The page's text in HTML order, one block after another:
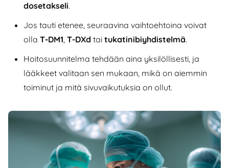
dosetakseli.
Jos tauti etenee, seuraavina vaihtoehtoina voivat
olla T-DM1, T-DXd tai tukatinibiyhdistelmä.
Hoitosuunnitelma tehdään aina yksilöllisesti, ja
lääkkeet valitaan sen mukaan, mikä on aiemmin
toiminut ja mitä sivuvaikutuksia on ollut.